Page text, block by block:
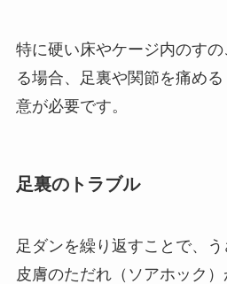
特に硬い床やケージ内のす
る場合、足裏や関節を痛め
意が必要です。
足裏のトラブル
足ダンを繰り返すことで、
皮膚のただれ（ソアホック